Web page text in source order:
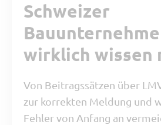
Schweizer
wirklich wissen
Von Beitragssätzen über
zur korrekten Meldung und
Fehler von Anfang an